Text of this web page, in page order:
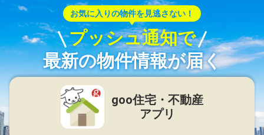
お気に入りの物件を見逃さない！
プッシュ通知で
最新の物件情報が届く
goo住宅・不動産
アプリ